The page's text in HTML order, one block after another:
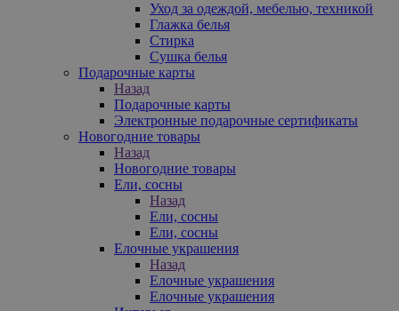
Уход за одеждой, мебелью, техникой
Глажка белья
Стирка
Сушка белья
Подарочные карты
Назад
Подарочные карты
Электронные подарочные сертификаты
Новогодние товары
Назад
Новогодние товары
Ели, сосны
Назад
Ели, сосны
Ели, сосны
Елочные украшения
Назад
Елочные украшения
Елочные украшения